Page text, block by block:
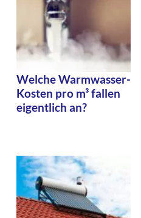
Welche Warmwasser-
Kosten pro m³ fallen
eigentlich an?